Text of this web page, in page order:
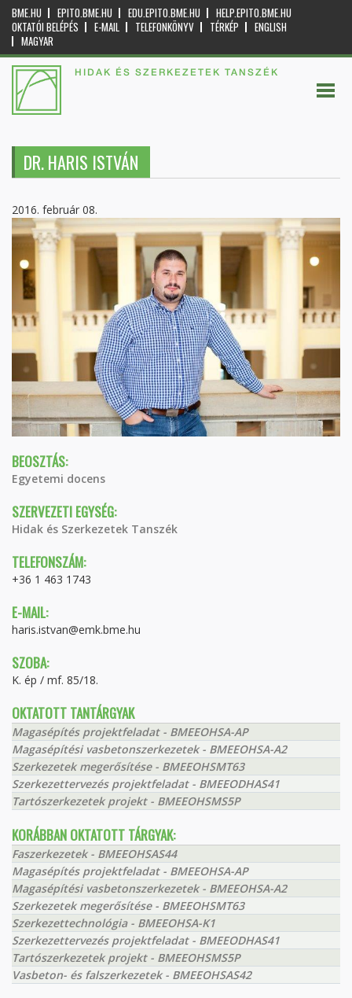
BME.HU EPITO.BME.HU EDU.EPITO.BME.HU
HELP.EPITO.BME.HU
OKTATÓI BELÉPÉS
E-MAIL TELEFONKÖNYV TÉRKÉP
ENGLISH
MAGYAR
HIDAK ÉS SZERKEZETEK TANSZÉK
DR. HARIS ISTVÁN
2016. február 08.
BEOSZTÁS:
Egyetemi docens
SZERVEZETI EGYSÉG:
Hidak és Szerkezetek Tanszék
TELEFONSZÁM:
+36 1 463 1743
E-MAIL:
haris.istvan@emk.bme.hu
SZOBA:
K. ép / mf. 85/18.
OKTATOTT TANTÁRGYAK
Magasépítés projektfeladat - BMEEOHSA-AP
Magasépítési vasbetonszerkezetek - BMEEOHSA-A2
Szerkezetek megerősítése - BMEEOHSMT63
Szerkezettervezés projektfeladat - BMEEODHAS41
Tartószerkezetek projekt - BMEEOHSMS5P
KORÁBBAN OKTATOTT TÁRGYAK:
Faszerkezetek - BMEEOHSAS44
Magasépítés projektfeladat - BMEEOHSA-AP
Magasépítési vasbetonszerkezetek - BMEEOHSA-A2
Szerkezetek megerősítése - BMEEOHSMT63
Szerkezettechnológia - BMEEOHSA-K1
Szerkezettervezés projektfeladat - BMEEODHAS41
Tartószerkezetek projekt - BMEEOHSMS5P
Vasbeton- és falszerkezetek - BMEEOHSAS42